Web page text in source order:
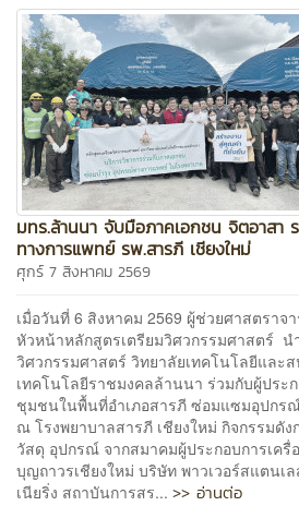
มทร.ล้านนา จับมือภาคเอกชน จิตอาสา
ทางการแพทย์ รพ.สารภี เชียงใหม่
ศุกร์ 7 สิงหาคม 2569
เมื่อวันที่ 6 สิงหาคม 2569 ผู้ช่วยศาสตราจ
หัวหน้าหลักสูตรเตรียมวิศวกรรมศาสตร์ น
วิศวกรรมศาสตร์ วิทยาลัยเทคโนโลยีและ
เทคโนโลยีราชมงคลล้านนา ร่วมกับผู้ประ
ชุมชนในพื้นที่อำเภอสารภี ซ่อมแซมอุปกร
ณ โรงพยาบาลสารภี เชียงใหม่ กิจกรรมดั
วัสดุ อุปกรณ์ จากสมาคมผู้ประกอบการเครื่
บุญถาวรเชียงใหม่ บริษัท พาวเวอร์สแตนเ
เนียริ่ง สถาบันการสร... >> อ่านต่อ